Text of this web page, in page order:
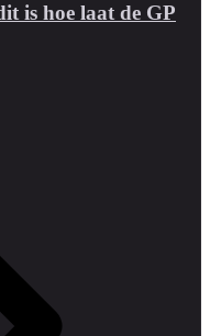
is hoe laat de GP